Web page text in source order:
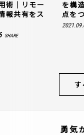
術｜リモー
報共有をス
SHARE
を構
点を
勇気